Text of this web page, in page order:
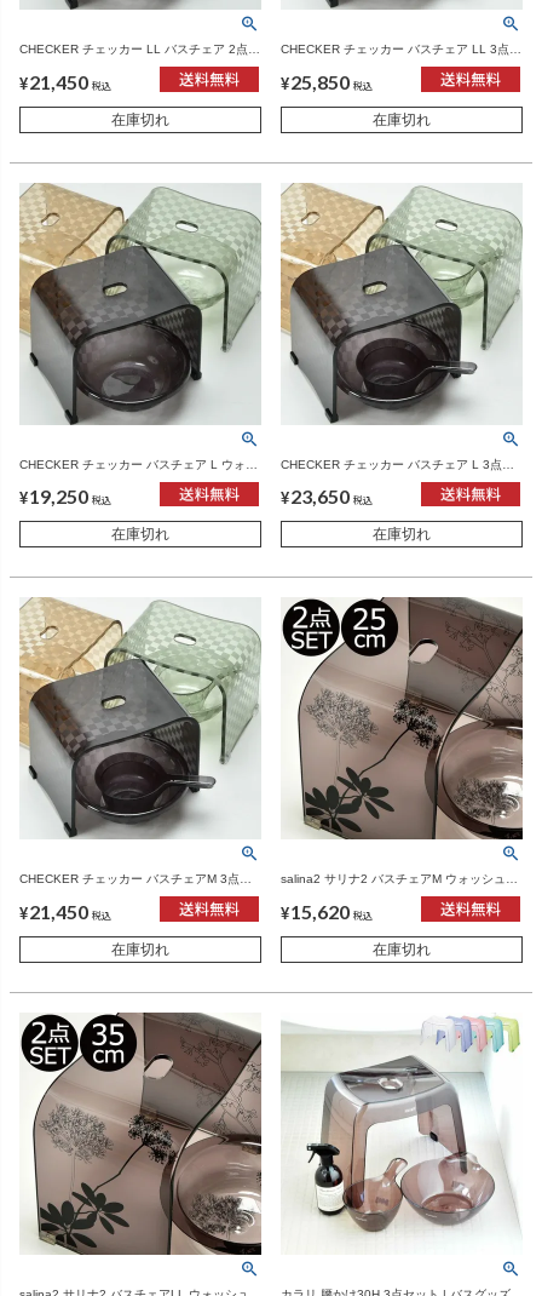
CHECKER チェッカー LL バスチェア 2点セ
ット | バスグッズ・風呂椅子
¥21,450 税込
在庫切れ
CHECKER チェッカー バスチェア LL 3点セ
ット | バスグッズ・風呂椅子
¥25,850 税込
在庫切れ
CHECKER チェッカー バスチェア L ウォッ
子
¥19,250 税込
在庫切れ
CHECKER チェッカー バスチェア L 3点セ
¥23,650 税込
在庫切れ
CHECKER チェッカー バスチェアM 3点セ
ット | バスグッズ・風呂椅子
¥21,450 税込
在庫切れ
salina2 サリナ2 バスチェアM ウォッシュボ
ール 2点セット | バスグッズ・風呂椅子
¥15,620 税込
在庫切れ